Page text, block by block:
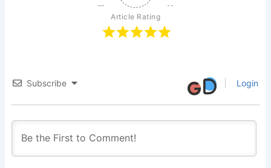
Article Rating
Subscribe Login